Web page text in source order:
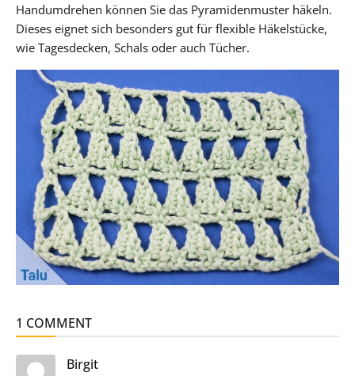
Handumdrehen können Sie das Pyramidenmuster häkeln.
Dieses eignet sich besonders gut für flexible Häkelstücke,
wie Tagesdecken, Schals oder auch Tücher.
1 COMMENT
Birgit